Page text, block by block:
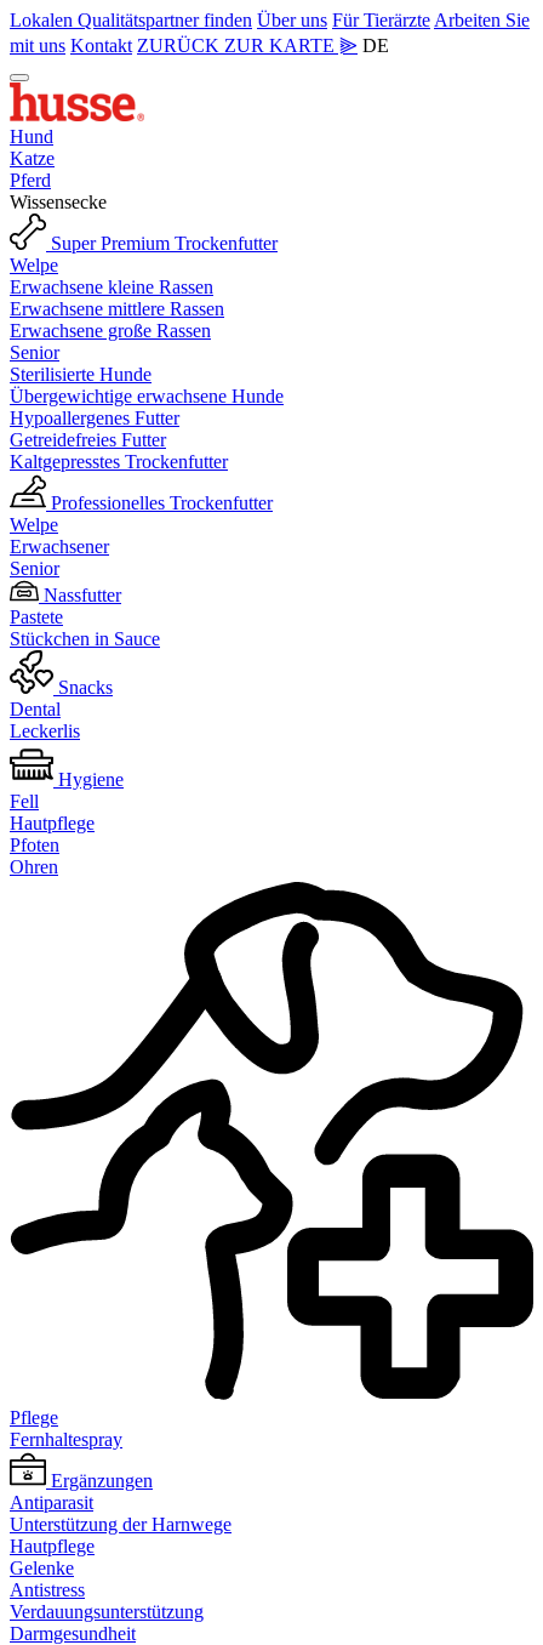
Lokalen Qualitätspartner finden Über uns Für Tierärzte Arbeiten Sie
mit uns Kontakt ZURÜCK ZUR KARTE ⫸ DE
Hund
Katze
Pferd
Wissensecke
Super Premium Trockenfutter
Welpe
Erwachsene kleine Rassen
Erwachsene mittlere Rassen
Erwachsene große Rassen
Senior
Sterilisierte Hunde
Übergewichtige erwachsene Hunde
Hypoallergenes Futter
Getreidefreies Futter
Kaltgepresstes Trockenfutter
Professionelles Trockenfutter
Welpe
Erwachsener
Senior
Nassfutter
Pastete
Stückchen in Sauce
Snacks
Dental
Leckerlis
Hygiene
Fell
Hautpflege
Pfoten
Ohren
Pflege
Fernhaltespray
Ergänzungen
Antiparasit
Unterstützung der Harnwege
Hautpflege
Gelenke
Antistress
Verdauungsunterstützung
Darmgesundheit